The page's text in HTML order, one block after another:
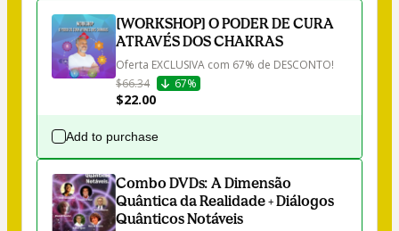
[WORKSHOP] O PODER DE CURA
ATRAVÉS DOS CHAKRAS
Oferta EXCLUSIVA com 67% de DESCONTO!
$66.34
67%
$22.00
Add to purchase
Combo DVDs: A Dimensão
Quântica da Realidade + Diálogos
Quânticos Notáveis